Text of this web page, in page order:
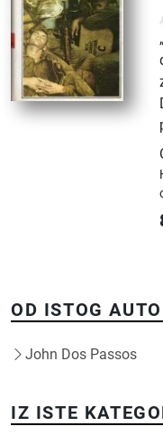
OD ISTOG
John Dos Passos
IZ ISTE